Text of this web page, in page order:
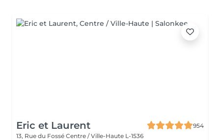
Eric et Laurent
954
13, Rue du Fossé Centre / Ville-Haute L-1536